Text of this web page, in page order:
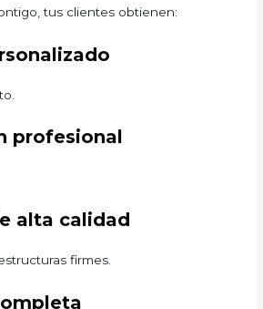
tus clientes obtienen:
profesional
alta calidad
firmes.